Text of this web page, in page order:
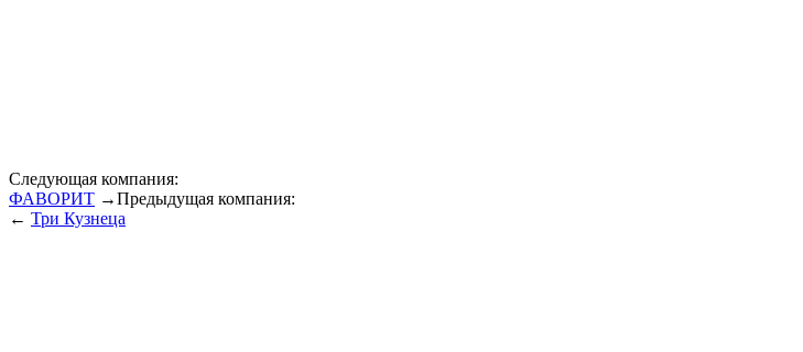
Следующая компания:
ФАВОРИТ →Предыдущая компания:
← Три Кузнеца